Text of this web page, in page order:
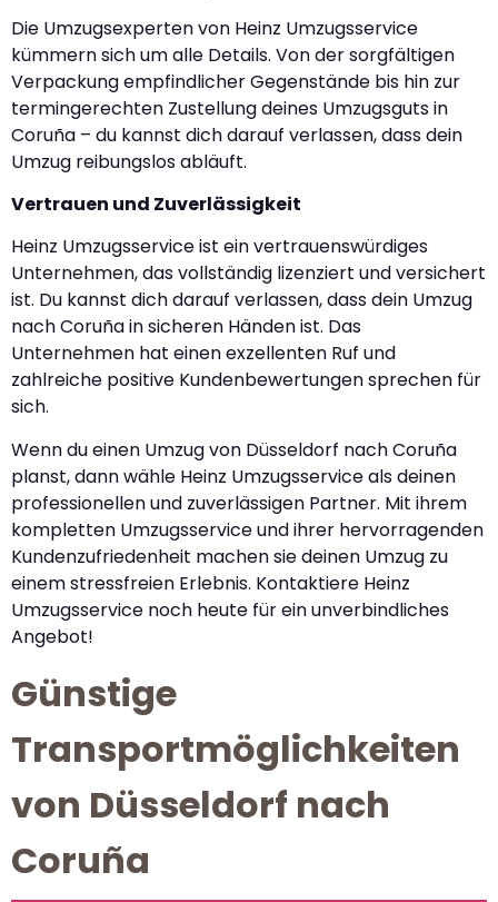
Die Umzugsexperten von Heinz Umzugsservice
kümmern sich um alle Details. Von der sorgfältigen
Verpackung empfindlicher Gegenstände bis hin zur
termingerechten Zustellung deines Umzugsguts in
Coruña – du kannst dich darauf verlassen, dass dein
Umzug reibungslos abläuft.
Vertrauen und Zuverlässigkeit
Heinz Umzugsservice ist ein vertrauenswürdiges
Unternehmen, das vollständig lizenziert und versichert
ist. Du kannst dich darauf verlassen, dass dein Umzug
nach Coruña in sicheren Händen ist. Das
Unternehmen hat einen exzellenten Ruf und
zahlreiche positive Kundenbewertungen sprechen für
sich.
Wenn du einen Umzug von Düsseldorf nach Coruña
planst, dann wähle Heinz Umzugsservice als deinen
professionellen und zuverlässigen Partner. Mit ihrem
kompletten Umzugsservice und ihrer hervorragenden
Kundenzufriedenheit machen sie deinen Umzug zu
einem stressfreien Erlebnis. Kontaktiere Heinz
Umzugsservice noch heute für ein unverbindliches
Angebot!
Günstige
Transportmöglichkeiten
von Düsseldorf nach
Coruña